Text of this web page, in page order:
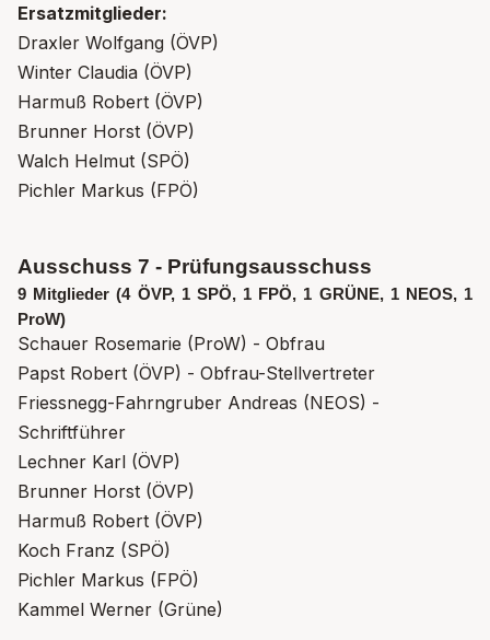
Ersatzmitglieder:
Draxler Wolfgang (ÖVP)
Winter Claudia (ÖVP)
Harmuß Robert (ÖVP)
Brunner Horst (ÖVP)
Walch Helmut (SPÖ)
Pichler Markus (FPÖ)
Ausschuss 7 - Prüfungsausschuss
9 Mitglieder (4 ÖVP, 1 SPÖ, 1 FPÖ, 1 GRÜNE, 1 NEOS, 1
ProW)
Schauer Rosemarie (ProW) - Obfrau
Papst Robert (ÖVP) - Obfrau-Stellvertreter
Friessnegg-Fahrngruber Andreas (NEOS) -
Schriftführer
Lechner Karl (ÖVP)
Brunner Horst (ÖVP)
Harmuß Robert (ÖVP)
Koch Franz (SPÖ)
Pichler Markus (FPÖ)
Kammel Werner (Grüne)